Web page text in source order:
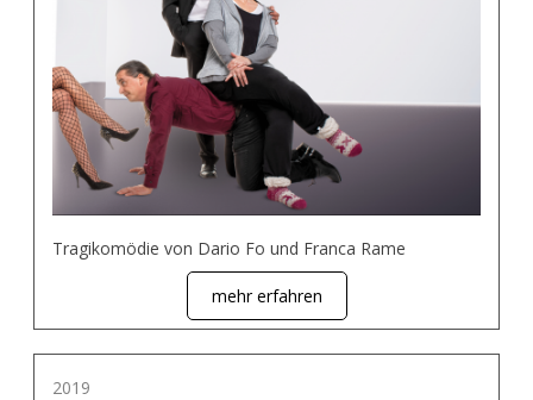
Tragikomödie von Dario Fo und Franca Rame
mehr erfahren
2019